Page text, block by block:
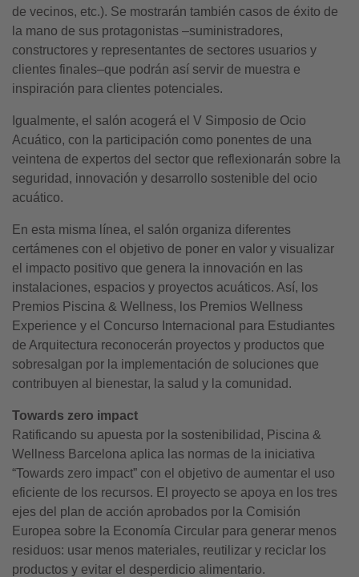
de vecinos, etc.). Se mostrarán también casos de éxito de
la mano de sus protagonistas –suministradores,
constructores y representantes de sectores usuarios y
clientes finales–que podrán así servir de muestra e
inspiración para clientes potenciales.
Igualmente, el salón acogerá el V Simposio de Ocio
Acuático, con la participación como ponentes de una
veintena de expertos del sector que reflexionarán sobre la
seguridad, innovación y desarrollo sostenible del ocio
acuático.
En esta misma línea, el salón organiza diferentes
certámenes con el objetivo de poner en valor y visualizar
el impacto positivo que genera la innovación en las
instalaciones, espacios y proyectos acuáticos. Así, los
Premios Piscina & Wellness, los Premios Wellness
Experience y el Concurso Internacional para Estudiantes
de Arquitectura reconocerán proyectos y productos que
sobresalgan por la implementación de soluciones que
contribuyen al bienestar, la salud y la comunidad.
Towards zero impact
Ratificando su apuesta por la sostenibilidad, Piscina &
Wellness Barcelona aplica las normas de la iniciativa
“Towards zero impact” con el objetivo de aumentar el uso
eficiente de los recursos. El proyecto se apoya en los tres
ejes del plan de acción aprobados por la Comisión
Europea sobre la Economía Circular para generar menos
residuos: usar menos materiales, reutilizar y reciclar los
productos y evitar el desperdicio alimentario.